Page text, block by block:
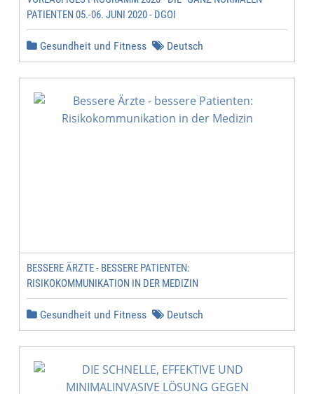
PATIENTEN 05.-06. JUNI 2020 - DGOI
Gesundheit und Fitness Deutsch
BESSERE ÄRZTE - BESSERE PATIENTEN:
RISIKOKOMMUNIKATION IN DER MEDIZIN
Gesundheit und Fitness Deutsch